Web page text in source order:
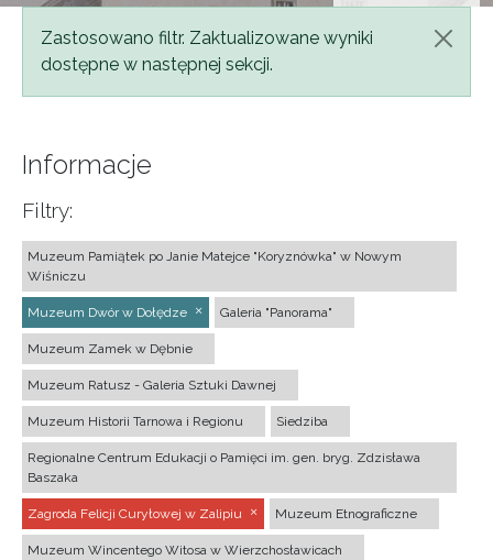
Komunikat
Zastosowano filtr. Zaktualizowane wyniki
dostępne w następnej sekcji.
Informacje
Filtry:
Muzeum Pamiątek po Janie Matejce "Koryznówka" w Nowym
Wiśniczu
Muzeum Dwór w Dołędze Galeria "Panorama"
Muzeum Zamek w Dębnie
Muzeum Ratusz - Galeria Sztuki Dawnej
Muzeum Historii Tarnowa i Regionu Siedziba
Regionalne Centrum Edukacji o Pamięci im. gen. bryg. Zdzisława
Baszaka
Zagroda Felicji Curyłowej w Zalipiu Muzeum Etnograficzne
Muzeum Wincentego Witosa w Wierzchosławicach